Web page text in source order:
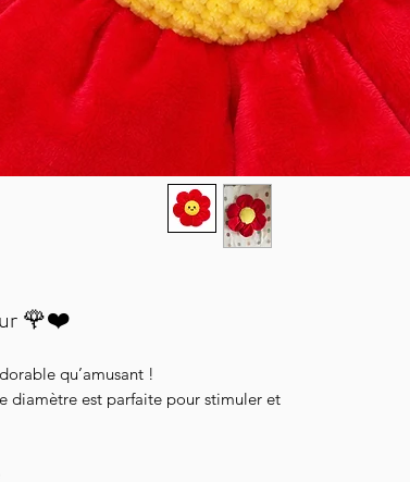
🌹❤️
qu’amusant !
diamètre est parfaite pour stimuler et